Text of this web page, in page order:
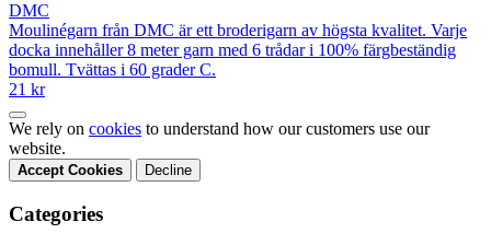
DMC
Moulinégarn från DMC är ett broderigarn av högsta kvalitet. Varje
docka innehåller 8 meter garn med 6 trådar i 100% färgbeständig
bomull. Tvättas i 60 grader C.
21 kr
We rely on cookies to understand how our customers use our
website.
Accept Cookies Decline
Categories